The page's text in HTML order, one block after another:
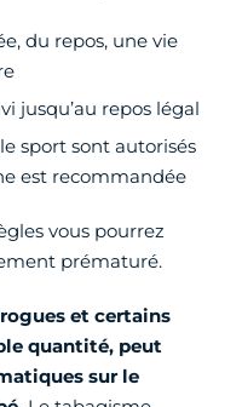
du repos, une vie
jusqu’au repos légal
sport sont autorisés
est recommandée
vous pourrez
prématuré.
et certains
quantité, peut
sur le